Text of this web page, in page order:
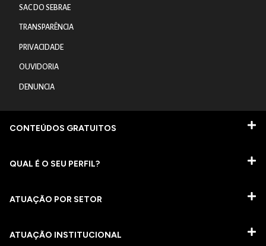
SAC DO SEBRAE
TRANSPARÊNCIA
PRIVACIDADE
OUVIDORIA
DENUNCIA
CONTEÚDOS GRATUITOS
QUAL É O SEU PERFIL?
ATUAÇÃO POR SETOR
ATUAÇÃO INSTITUCIONAL